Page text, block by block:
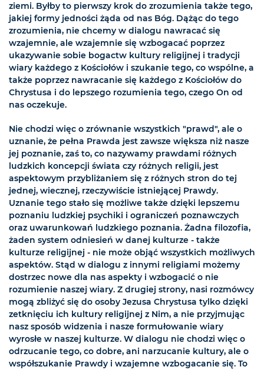
ziemi. Byłby to pierwszy krok do zrozumienia także tego,
jakiej formy jedności żąda od nas Bóg. Dążąc do tego
zrozumienia, nie chcemy w dialogu nawracać się
wzajemnie, ale wzajemnie się wzbogacać poprzez
ukazywanie sobie bogactw kultury religijnej i tradycji
wiary każdego z Kościołów i szukanie tego, co wspólne, a
także poprzez nawracanie się każdego z Kościołów do
Chrystusa i do lepszego rozumienia tego, czego On od
nas oczekuje.
Nie chodzi więc o zrównanie wszystkich "prawd", ale o
uznanie, że pełna Prawda jest zawsze większa niż nasze
jej poznanie, zaś to, co nazywamy prawdami różnych
ludzkich koncepcji świata czy różnych religii, jest
aspektowym przybliżaniem się z różnych stron do tej
jednej, wiecznej, rzeczywiście istniejącej Prawdy.
Uznanie tego stało się możliwe także dzięki lepszemu
poznaniu ludzkiej psychiki i ograniczeń poznawczych
oraz uwarunkowań ludzkiego poznania. Żadna filozofia,
żaden system odniesień w danej kulturze - także
kulturze religijnej - nie może objąć wszystkich możliwych
aspektów. Stąd w dialogu z innymi religiami możemy
dostrzec nowe dla nas aspekty i wzbogacić o nie
rozumienie naszej wiary. Z drugiej strony, nasi rozmówcy
mogą zbliżyć się do osoby Jezusa Chrystusa tylko dzięki
zetknięciu ich kultury religijnej z Nim, a nie przyjmując
nasz sposób widzenia i nasze formułowanie wiary
wyrosłe w naszej kulturze. W dialogu nie chodzi więc o
odrzucanie tego, co dobre, ani narzucanie kultury, ale o
współszukanie Prawdy i wzajemne wzbogacanie się. To